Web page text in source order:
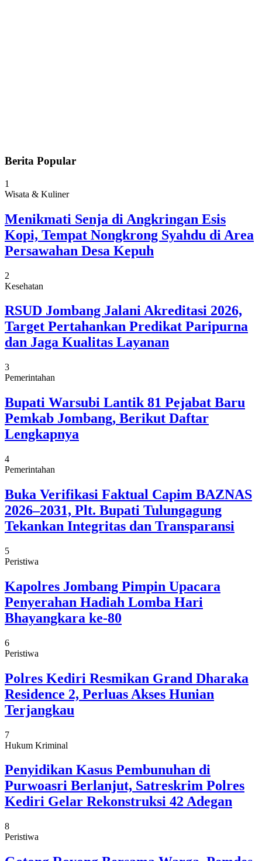
Berita Popular
1
Wisata & Kuliner
Menikmati Senja di Angkringan Esis
Kopi, Tempat Nongkrong Syahdu di Area
Persawahan Desa Kepuh
2
Kesehatan
RSUD Jombang Jalani Akreditasi 2026,
Target Pertahankan Predikat Paripurna
dan Jaga Kualitas Layanan
3
Pemerintahan
Bupati Warsubi Lantik 81 Pejabat Baru
Pemkab Jombang, Berikut Daftar
Lengkapnya
4
Pemerintahan
Buka Verifikasi Faktual Capim BAZNAS
2026–2031, Plt. Bupati Tulungagung
Tekankan Integritas dan Transparansi
5
Peristiwa
Kapolres Jombang Pimpin Upacara
Penyerahan Hadiah Lomba Hari
Bhayangkara ke-80
6
Peristiwa
Polres Kediri Resmikan Grand Dharaka
Residence 2, Perluas Akses Hunian
Terjangkau
7
Hukum Kriminal
Penyidikan Kasus Pembunuhan di
Purwoasri Berlanjut, Satreskrim Polres
Kediri Gelar Rekonstruksi 42 Adegan
8
Peristiwa